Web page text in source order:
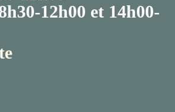
12h00 et 14h00-